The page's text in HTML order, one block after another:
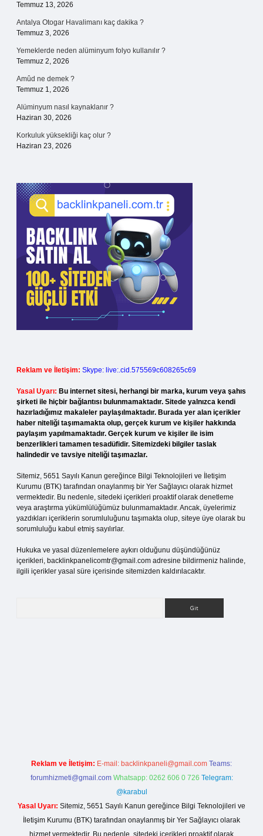
Temmuz 13, 2026
Antalya Otogar Havalimanı kaç dakika ?
Temmuz 3, 2026
Yemeklerde neden alüminyum folyo kullanılır ?
Temmuz 2, 2026
Amûd ne demek ?
Temmuz 1, 2026
Alüminyum nasıl kaynaklanır ?
Haziran 30, 2026
Korkuluk yüksekliği kaç olur ?
Haziran 23, 2026
Reklam ve İletişim: Skype: live:.cid.575569c608265c69
Yasal Uyarı: Bu internet sitesi, herhangi bir marka, kurum veya şahıs
şirketi ile hiçbir bağlantısı bulunmamaktadır. Sitede yalnızca kendi
hazırladığımız makaleler paylaşılmaktadır. Burada yer alan içerikler
haber niteliği taşımamakta olup, gerçek kurum ve kişiler hakkında
paylaşım yapılmamaktadır. Gerçek kurum ve kişiler ile isim
benzerlikleri tamamen tesadüfidir. Sitemizdeki bilgiler taslak
halindedir ve tavsiye niteliği taşımazlar.
Sitemiz, 5651 Sayılı Kanun gereğince Bilgi Teknolojileri ve İletişim
Kurumu (BTK) tarafından onaylanmış bir Yer Sağlayıcı olarak hizmet
vermektedir. Bu nedenle, sitedeki içerikleri proaktif olarak denetleme
veya araştırma yükümlülüğümüz bulunmamaktadır. Ancak, üyelerimiz
yazdıkları içeriklerin sorumluluğunu taşımakta olup, siteye üye olarak bu
sorumluluğu kabul etmiş sayılırlar.
Hukuka ve yasal düzenlemelere aykırı olduğunu düşündüğünüz
içerikleri, backlinkpanelicomtr@gmail.com adresine bildirmeniz halinde,
ilgili içerikler yasal süre içerisinde sitemizden kaldırılacaktır.
Reklam ve İletişim: E-mail: backlinkpaneli@gmail.com Teams:
forumhizmeti@gmail.com Whatsapp: 0262 606 0 726 Telegram:
@karabul
Yasal Uyarı: Sitemiz, 5651 Sayılı Kanun gereğince Bilgi Teknolojileri ve
İletişim Kurumu (BTK) tarafından onaylanmış bir Yer Sağlayıcı olarak
hizmet vermektedir. Bu nedenle, sitedeki içerikleri proaktif olarak